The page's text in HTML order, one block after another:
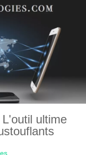
ultime